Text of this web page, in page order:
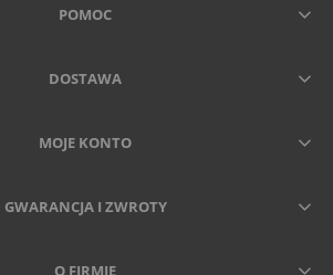
POMOC
DOSTAWA
MOJE KONTO
GWARANCJA I ZWROTY
O FIRMIE